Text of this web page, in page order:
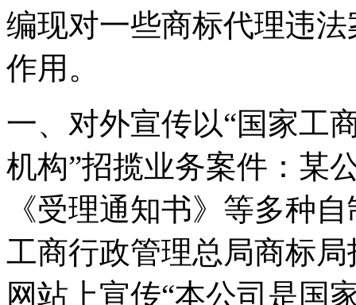
编现对一些商标代理违
作用。
一、对外宣传以“国家工
机构”招揽业务案件：某
《受理通知书》等多种
工商行政管理总局商标
网站上宣传“本公司是国